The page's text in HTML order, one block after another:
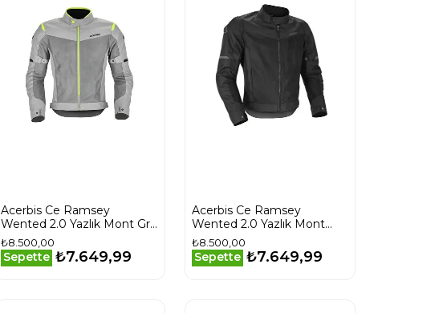
Acerbis Ce Ramsey
Wented 2.0 Yazlık Mont Gri
Sarı
₺8.500,00
Sepette ₺7.649,99
Acerbis Ce Ramsey
Wented 2.0 Yazlık Mont
Siyah
₺8.500,00
Sepette ₺7.649,99